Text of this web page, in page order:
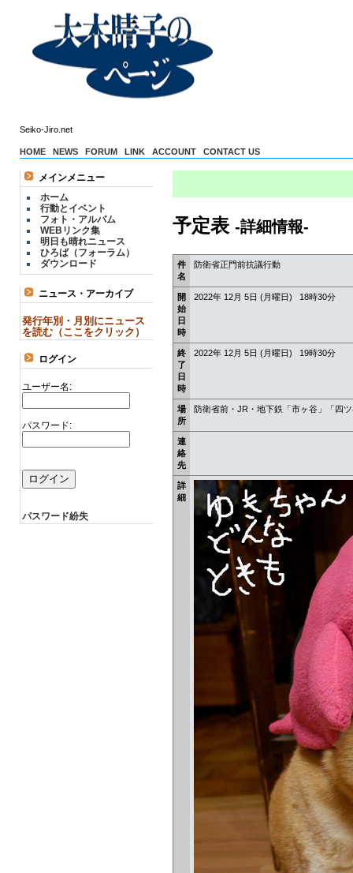
Seiko-Jiro.net
HOME NEWS FORUM LINK ACCOUNT CONTACT US
メインメニュー
ホーム
行動とイベント
フォト・アルバム
WEBリンク集
明日も晴れニュース
ひろば（フォーラム）
ダウンロード
ニュース・アーカイブ
発行年別・月別にニュース
を読む（ここをクリック）
ログイン
ユーザー名:
パスワード:
パスワード紛失
予定表 -詳細情報-
件
名
防衛省正門前抗議行動
開
始
日
時
2022年 12月 5日 (月曜日) 18時30分
終
了
日
時
2022年 12月 5日 (月曜日) 19時30分
場
所
防衛省前・JR・地下鉄「市ヶ谷」「四
連
絡
先
詳
細